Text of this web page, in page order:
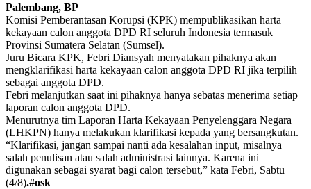
Palembang, BP
Komisi Pemberantasan Korupsi (KPK) mempublikasikan harta
kekayaan calon anggota DPD RI seluruh Indonesia termasuk
Provinsi Sumatera Selatan (Sumsel).
Juru Bicara KPK, Febri Diansyah menyatakan pihaknya akan
mengklarifikasi harta kekayaan calon anggota DPD RI jika terpilih
sebagai anggota DPD.
Febri melanjutkan saat ini pihaknya hanya sebatas menerima setiap
laporan calon anggota DPD.
Menurutnya tim Laporan Harta Kekayaan Penyelenggara Negara
(LHKPN) hanya melakukan klarifikasi kepada yang bersangkutan.
“Klarifikasi, jangan sampai nanti ada kesalahan input, misalnya
salah penulisan atau salah administrasi lainnya. Karena ini
digunakan sebagai syarat bagi calon tersebut,” kata Febri, Sabtu
(4/8).#osk